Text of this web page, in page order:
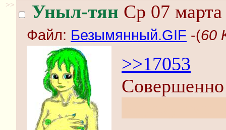
>> Уныл-тян Ср 07
Файл: Безымянный.GIF -(60
>>17053